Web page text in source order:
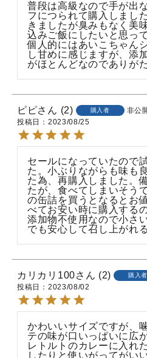
普段は高級なので手が出
フにつられて購入しまし
きましたが臭みもなく美
込みご飯にしたいと思っ
個人的にはあいこちゃん
し甘めに感じますが、添
がほとんどなのでありが
ピピ 2 購入者
非公
投稿日
2023/08/25
セールになっていたので
た。小ぶりながらも味も
た為、再購入しました。
たが、食べてしまいそう
の缶詰を買うとなるとお
べてお安い時に購入する
添加物不使用なので小さ
でも安心して召し上がれ
カリカリ100 2 購入者
投稿日
2023/08/02
かわいいサイズですが、
テの味が口いっぱいに広
レトルトのカレーに入れ
したりと使いがってがい